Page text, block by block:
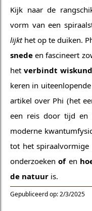
Kijk naar de
vorm van een
lijkt het op te duiken.
snedeen fascineert
hetverbindt
keren in
artikel over Phi (het
een reis door tijd en
moderne
tot het spiraalvormige
onderzoekenofen
de natuur is.
Gepubliceerd op: 2/3/2025